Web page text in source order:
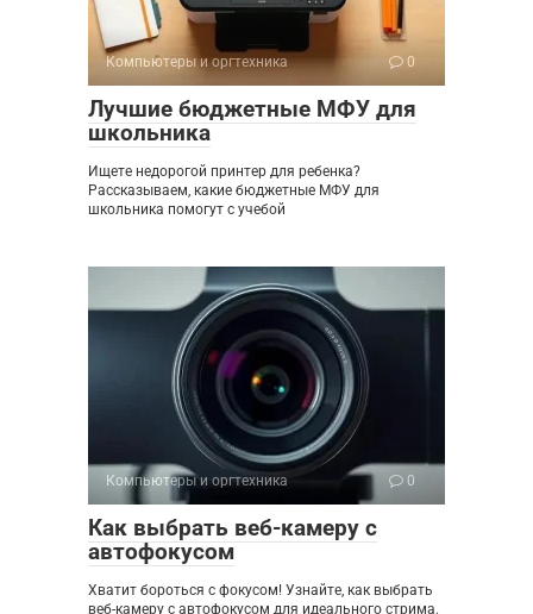
Компьютеры и оргтехника 0
Лучшие бюджетные МФУ для
школьника
Ищете недорогой принтер для ребенка?
Рассказываем, какие бюджетные МФУ для
школьника помогут с учебой
Компьютеры и оргтехника 0
Как выбрать веб-камеру с
автофокусом
Хватит бороться с фокусом! Узнайте, как выбрать
веб-камеру с автофокусом для идеального стрима.